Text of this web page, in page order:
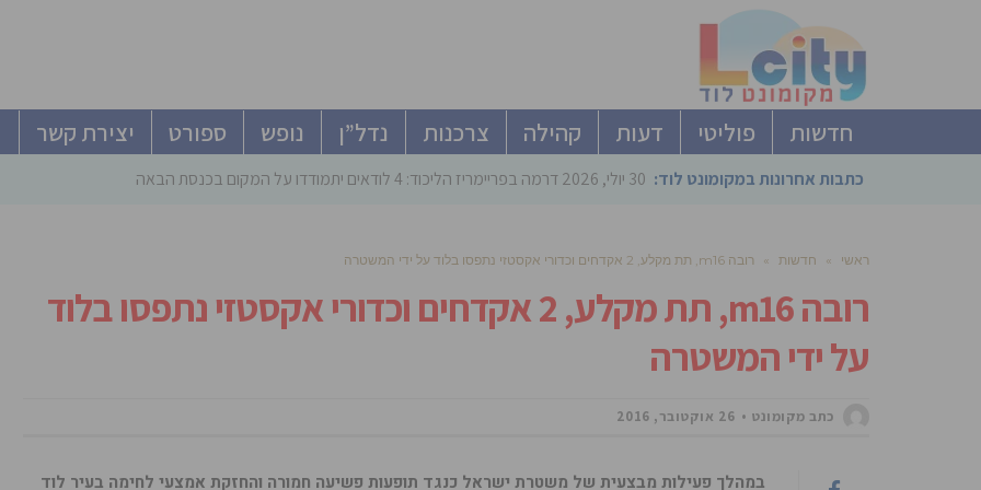
חדשות פוליטי דעות קהילה צרכנות נדל”ן נופש ספורט יצירת קשר
כתבות אחרונות במקומונט לוד: 30 יולי, 2026 דרמה בפריימריז הליכוד: 4 לודאים יתמודדו על המקום בכנסת הבאה
ראשי » חדשות » רובה m16, תת מקלע, 2 אקדחים וכדורי אקסטזי נתפסו בלוד על ידי המשטרה
רובה m16, תת מקלע, 2 אקדחים וכדורי אקסטזי נתפסו בלוד
על ידי המשטרה
כתב מקומונט 26 אוקטובר, 2016
במהלך פעילות מבצעית של משטרת ישראל כנגד תופעות פשיעה חמורה והחזקת אמצעי לחימה בעיר לוד